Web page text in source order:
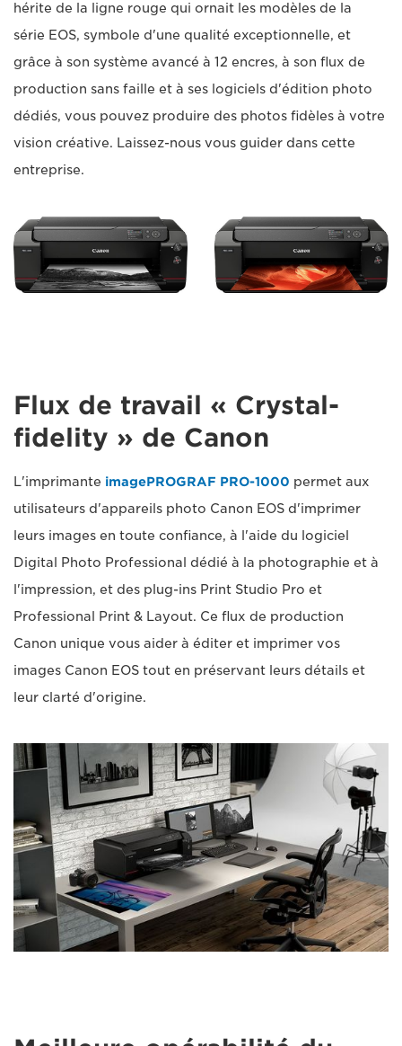
hérite de la ligne rouge qui ornait les modèles de la
série EOS, symbole d'une qualité exceptionnelle, et
grâce à son système avancé à 12 encres, à son flux de
production sans faille et à ses logiciels d'édition photo
dédiés, vous pouvez produire des photos fidèles à votre
vision créative. Laissez-nous vous guider dans cette
entreprise.
Flux de travail « Crystal-
fidelity » de Canon
L'imprimante imagePROGRAF PRO-1000 permet aux
utilisateurs d'appareils photo Canon EOS d'imprimer
leurs images en toute confiance, à l'aide du logiciel
Digital Photo Professional dédié à la photographie et à
l'impression, et des plug-ins Print Studio Pro et
Professional Print & Layout. Ce flux de production
Canon unique vous aider à éditer et imprimer vos
images Canon EOS tout en préservant leurs détails et
leur clarté d'origine.